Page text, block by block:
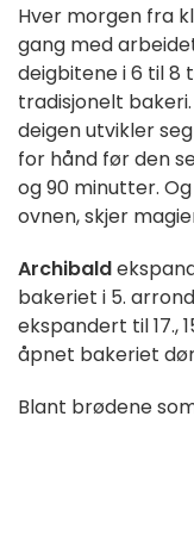
Hver morgen fra
gang med
deigbitene i 6 til 8
tradisjonelt
deigen utvikler
for hånd før den
og 90 minutter.
ovnen, skjer
Archibald
bakeriet i 5.
ekspandert til 17.,
åpnet bakeriet
Blant brødene